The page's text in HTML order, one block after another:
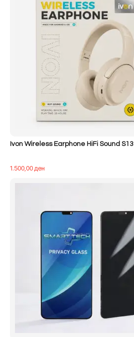
Ivon Wireless Earphone HiFi Sound S13
1.500,00ден